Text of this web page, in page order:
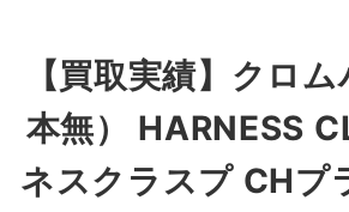
【買取実績】 クロム
本無） HARNESS
ネスクラスプ CHプ